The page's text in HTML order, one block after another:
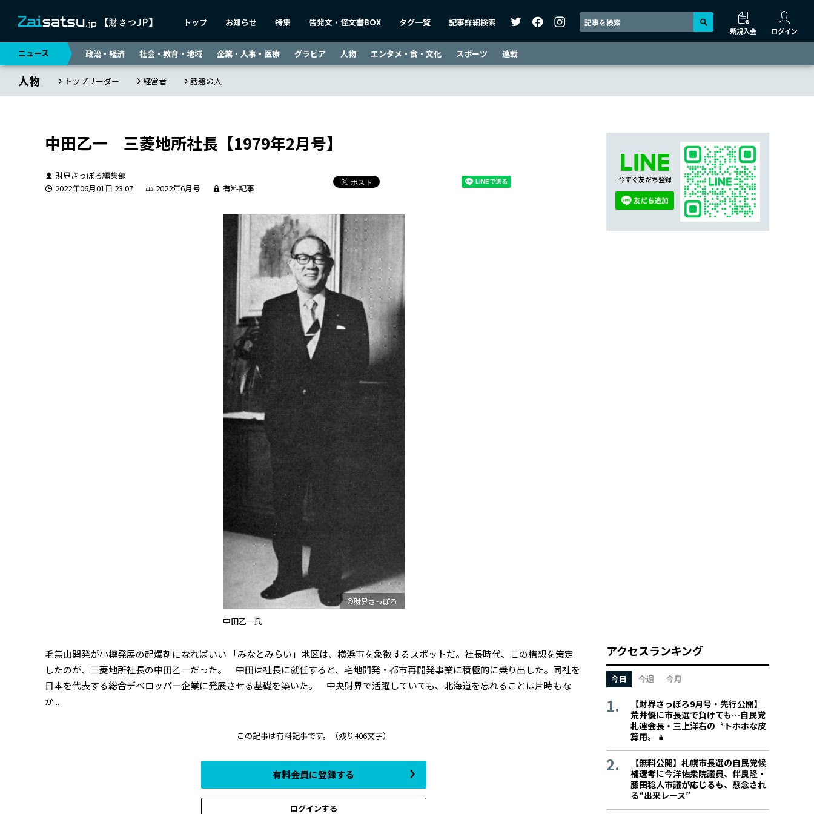
トップ お知らせ 特集 告発文・怪文書BOX タグ一覧 記事詳細検索
新規入会 ログイン
ニュース 政治・経済 社会・教育・地域 企業・人事・医療 グラビア 人物 エンタメ・食・文化 スポーツ 連載
人物 トップリーダー 経営者 話題の人
中田乙一 三菱地所社長【1979年2月号】
財界さっぽろ編集部
2022年06月01日 23:07
2022年6月号 有料記事
©財界さっぽろ
中田乙一氏
毛無山開発が小樽発展の起爆剤になればいい 「みなとみらい」地区は、横浜市を象徴するスポットだ。社長時代、この構想を策定
したのが、三菱地所社長の中田乙一だった。 中田は社長に就任すると、宅地開発・都市再開発事業に積極的に乗り出した。同社を
日本を代表する総合デベロッパー企業に発展させる基礎を築いた。 中央財界で活躍していても、北海道を忘れることは片時もな
か...
この記事は有料記事です。 （残り406文字）
有料会員に登録する
ログインする
今すぐ友だち登録
アクセスランキング
今日 今週 今月
【財界さっぽろ9月号・先行公開】
荒井優に市長選で負けても…自民党
札連会長・三上洋右の〝トホホな皮
算用〟
【無料公開】札幌市長選の自民党候
補選考に今洋佑衆院議員、伴良隆・
藤田稔人市議が応じるも、懸念され
る“出来レース”